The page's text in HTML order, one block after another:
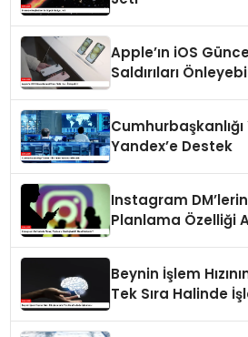
Apple’ın iOS
Saldırıları
Cumhurbaşkanlığı
Yandex’e Destek
Instagram
Planlama Özelliği
Beynin İşlem
Tek Sıra Halinde